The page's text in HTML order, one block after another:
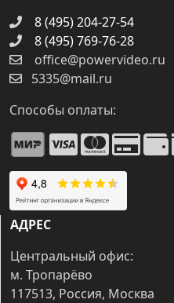
8 (495) 204-27-54
8 (495) 769-76-28
office@powervideo.ru
5335@mail.ru
Способы оплаты:
АДРЕС
Центральный офис:
м. Тропарёво
117513, Россия, Москва